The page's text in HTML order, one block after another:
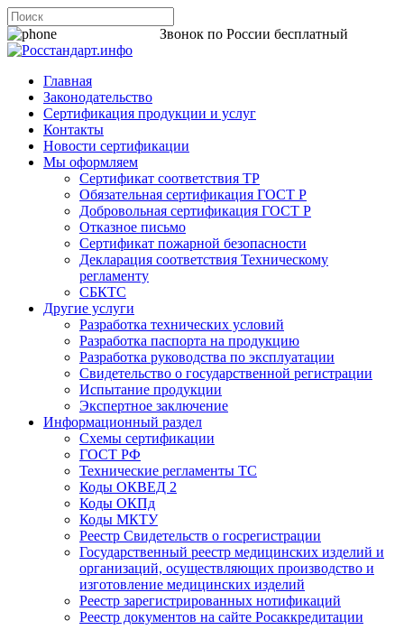
Звонок по России бесплатный
Главная
Законодательство
Сертификация продукции и услуг
Контакты
Новости сертификации
Мы оформляем
Сертификат соответствия ТР
Обязательная сертификация ГОСТ Р
Добровольная сертификация ГОСТ Р
Отказное письмо
Сертификат пожарной безопасности
Декларация соответствия Техническому
регламенту
СБКТС
Другие услуги
Разработка технических условий
Разработка паспорта на продукцию
Разработка руководства по эксплуатации
Свидетельство о государственной регистрации
Испытание продукции
Экспертное заключение
Информационный раздел
Схемы сертификации
ГОСТ РФ
Технические регламенты ТС
Коды ОКВЕД 2
Коды ОКПд
Коды МКТУ
Реестр Свидетельств о госрегистрации
Государственный реестр медицинских изделий и
организаций, осуществляющих производство и
изготовление медицинских изделий
Реестр зарегистрированных нотификаций
Реестр документов на сайте Росаккредитации